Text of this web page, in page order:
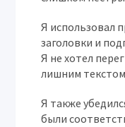
Я использовал
заголовки и
Я не хотел
лишним
Я также
были